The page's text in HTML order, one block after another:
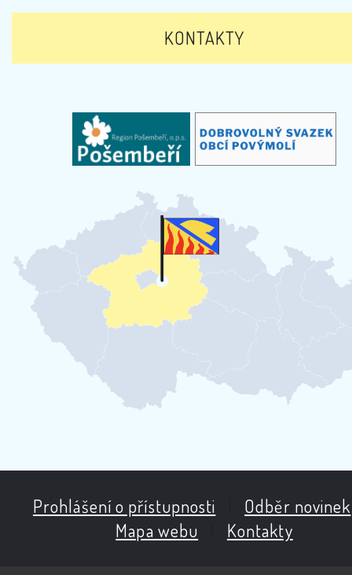
KONTAKTY
Prohlášení o přístupnosti Odběr novinek
Mapa webu
Kontakty